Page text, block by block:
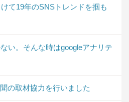
て19年のSNSトレンドを掴も
い。そんな時はgoogleアナリテ
の取材協力を行いました